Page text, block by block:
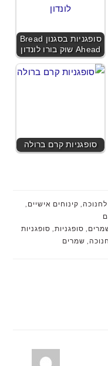
סופגניות בסגנון Bread
Ahead שוק בורו לונדון
סופגניות קרם ברולה
קינוחים אישיים
סופגניות סופגניות
שמרים